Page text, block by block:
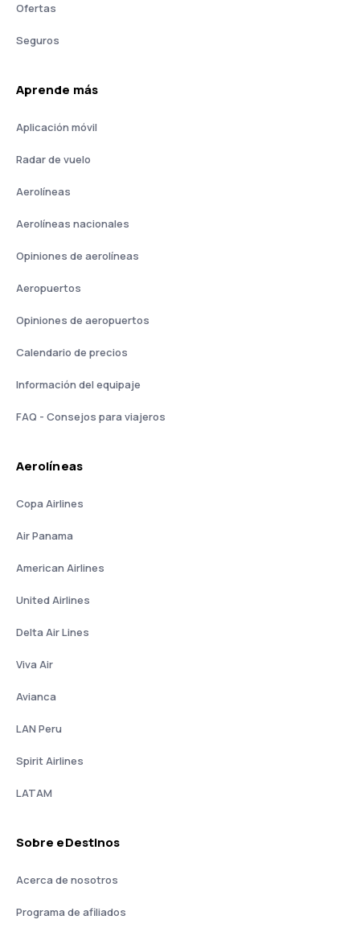
Ofertas
Seguros
Aprende más
Aplicación móvil
Radar de vuelo
Aerolíneas
Aerolíneas nacionales
Opiniones de aerolíneas
Aeropuertos
Opiniones de aeropuertos
Calendario de precios
Información del equipaje
FAQ - Consejos para viajeros
Aerolíneas
Copa Airlines
Air Panama
American Airlines
United Airlines
Delta Air Lines
Viva Air
Avianca
LAN Peru
Spirit Airlines
LATAM
Sobre eDestinos
Acerca de nosotros
Programa de afiliados